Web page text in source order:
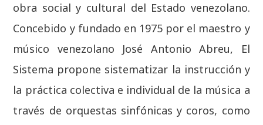
obra social y cultural del Estado venezolano.
Concebido y fundado en 1975 por el maestro y
músico venezolano José Antonio Abreu, El
Sistema propone sistematizar la instrucción y
la práctica colectiva e individual de la música a
través de orquestas sinfónicas y coros, como